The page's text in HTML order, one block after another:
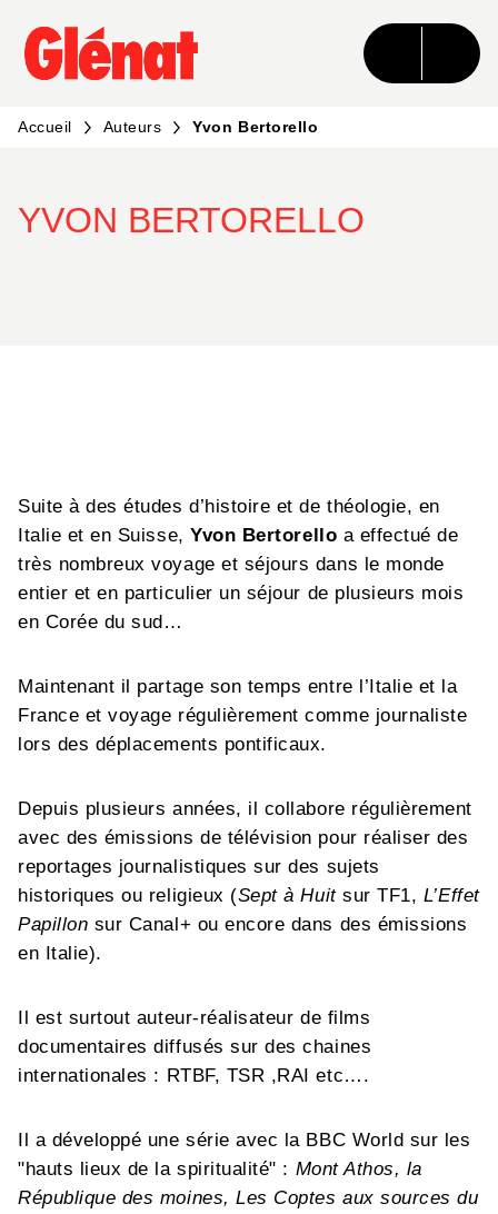
MENU RECHERCHE CONTENU
PIED DE PAGE
Accueil Auteurs Yvon Bertorello
YVON BERTORELLO
Suite à des études d’histoire et de théologie, en
Italie et en Suisse,Yvon Bertorello a effectué de
très nombreux voyage et séjours dans le monde
entier et en particulier un séjour de plusieurs mois
en Corée du sud…
Maintenant il partage son temps entre l’Italie et la
France et voyage régulièrement comme journaliste
lors des déplacements pontificaux.
Depuis plusieurs années, il collabore régulièrement
avec des émissions de télévision pour réaliser des
reportages journalistiques sur des sujets
historiques ou religieux (Sept à Huitsur TF1, L’Effet
Papillon sur Canal+ ou encore dans des émissions
en Italie).
Il est surtout auteur-réalisateur de films
documentaires diffusés sur des chaines
internationales : RTBF, TSR ,RAI etc….
Il a développé une série avec la BBC World sur les
"hauts lieux de la spiritualité" : Mont Athos, la
République des moines, Les Coptes aux sources du